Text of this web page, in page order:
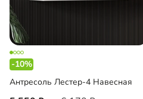
-10%
Антресоль Лестер-4 Навесная